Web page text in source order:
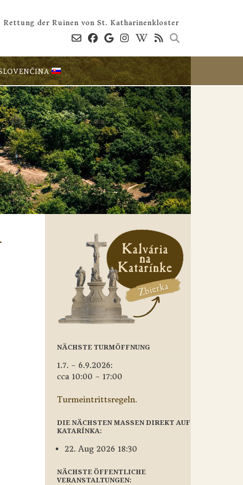
Rettung der Ruinen von St. Katharinenkloster
NÄCHSTE TURMÖFFNUNG
1.7. – 6.9.2026:
cca 10:00 – 17:00
Turmeintrittsregeln.
DIE NÄCHSTEN MASSEN DIREKT AUF
KATARÍNKA:
22. Aug 2026 18:30
NÄCHSTE ÖFFENTLICHE
VERANSTALTUNGEN: